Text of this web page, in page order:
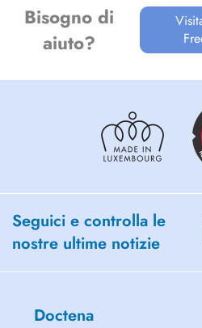
Bisogno di
aiuto?
Seguici e controlla le
nostre ultime notizie
Doctena